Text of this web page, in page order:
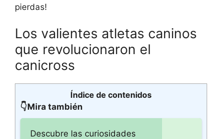
pierdas!
Los valientes atletas caninos
que revolucionaron el
canicross
Índice de contenidos
👇Mira también
Descubre las curiosidades